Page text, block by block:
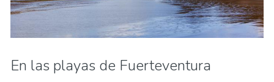
En las playas de Fuerteventura